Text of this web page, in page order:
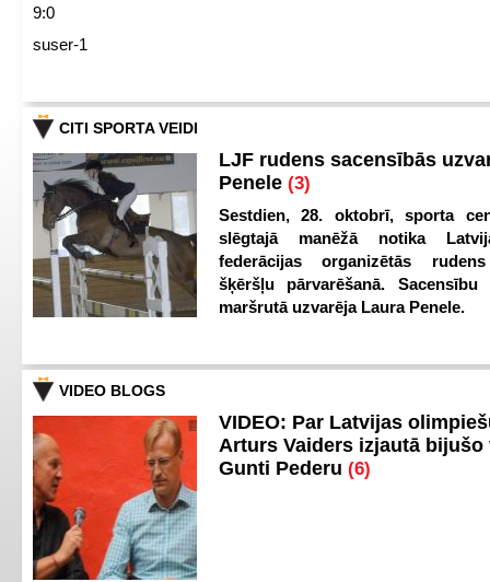
9:0
suser-1
CITI SPORTA VEIDI
LJF rudens sacensībās
Penele (3)
Sestdien, 28. oktobrī, sporta
slēgtajā manēžā notika
federācijas organizētās
šķēršļu pārvarēšanā. Sacensību
maršrutā uzvarēja Laura Penele.
VIDEO BLOGS
VIDEO: Par Latvijas
Arturs Vaiders izjautā bijušo
Gunti Pederu (6)